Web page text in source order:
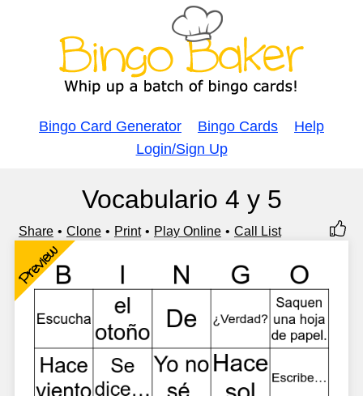
Bingo Card Generator Bingo Cards
Help
Login/Sign Up
Vocabulario 4 y 5
Share Clone Print Play Online Call List
Preview